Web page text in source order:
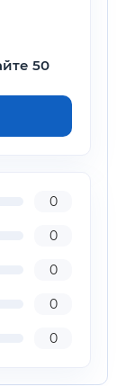
50
0
0
0
0
0